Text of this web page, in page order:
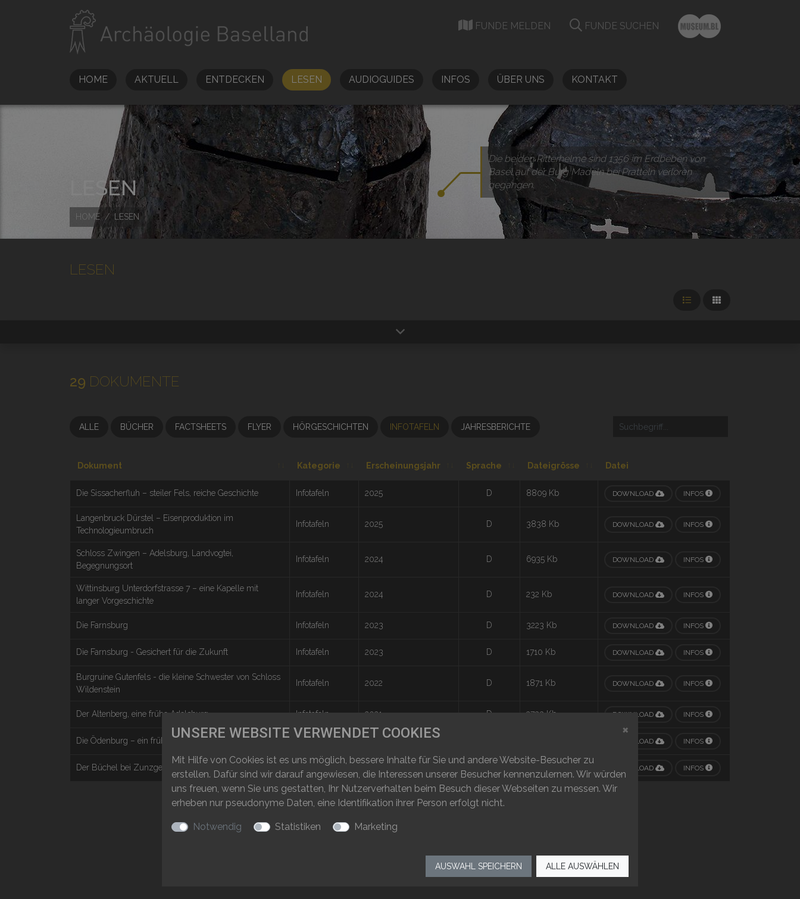
FUNDE MELDEN FUNDE SUCHEN
HOME AKTUELL ENTDECKEN LESEN AUDIOGUIDES INFOS ÜBER UNS KONTAKT
LESEN
HOME LESEN
Die beiden Ritterhelme sind 1356 im Erdbeben von
Basel auf der Burg Madeln bei Pratteln verloren
gegangen.
LESEN
29 DOKUMENTE
ALLE BÜCHER FACTSHEETS FLYER HÖRGESCHICHTEN INFOTAFELN JAHRESBERICHTE
Dokument Kategorie Erscheinungsjahr Sprache Dateigrösse Datei
Die Sissacherfluh – steiler Fels, reiche Geschichte Infotafeln 2025 D 8809 Kb DOWNLOAD INFOS
Langenbruck Dürstel – Eisenproduktion im
Technologieumbruch
Infotafeln 2025 D 3838 Kb DOWNLOAD INFOS
Schloss Zwingen – Adelsburg, Landvogtei,
Begegnungsort
Infotafeln 2024 D 6935 Kb DOWNLOAD INFOS
Wittinsburg Unterdorfstrasse 7 – eine Kapelle mit
langer Vorgeschichte
Infotafeln 2024 D 232 Kb DOWNLOAD INFOS
Die Farnsburg Infotafeln 2023 D 3223 Kb DOWNLOAD INFOS
Die Farnsburg - Gesichert für die Zukunft Infotafeln 2023 D 1710 Kb DOWNLOAD INFOS
Burgruine Gutenfels - die kleine Schwester von Schloss
Wildenstein
Infotafeln 2022 D 1871 Kb DOWNLOAD INFOS
Der Altenberg, eine frühe Adelsburg Infotafeln 2021 D 2733 Kb DOWNLOAD INFOS
Die Ödenburg – ein früher Adelssitz Infotafeln 2021 DOWNLOAD INFOS
Der Büchel bei Zunzgen Infotafeln DOWNLOAD INFOS
‹‹ ‹ 1 2
UNSERE WEBSITE VERWENDET COOKIES ×
Mit Hilfe von Cookies ist es uns möglich, bessere Inhalte für Sie und andere Website-Besucher zu
erstellen. Dafür sind wir darauf angewiesen, die Interessen unserer Besucher kennenzulernen. Wir würden
uns freuen, wenn Sie uns gestatten, Ihr Nutzerverhalten beim Besuch dieser Webseiten zu messen. Wir
erheben nur pseudonyme Daten, eine Identifikation ihrer Person erfolgt nicht.
Notwendig Statistiken Marketing
AUSWAHL SPEICHERN ALLE AUSWÄHLEN